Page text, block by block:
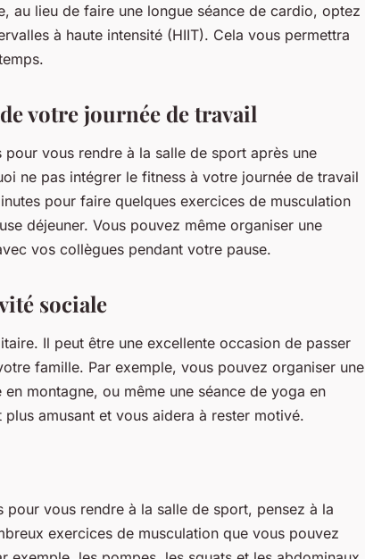
au lieu de faire une longue séance de cardio, optez
à haute intensité (HIIT). Cela vous permettra
votre journée de travail
vous rendre à la salle de sport après une
ne pas intégrer le fitness à votre journée de travail
pour faire quelques exercices de musculation
déjeuner. Vous pouvez même organiser une
vos collègues pendant votre pause.
sociale
Il peut être une excellente occasion de passer
famille. Par exemple, vous pouvez organiser une
montagne, ou même une séance de yoga en
amusant et vous aidera à rester motivé.
vous rendre à la salle de sport, pensez à la
exercices de musculation que vous pouvez